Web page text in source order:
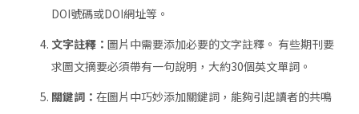
DOI號碼或DOI網址等。
文字註釋： 圖片中需要添加必要的文字註釋。 有些期刊要
求圖文摘要必須帶有一句說明，大約30個英文單詞。
關鍵詞： 在圖片中巧妙添加關鍵詞，能夠引起讀者的共鳴